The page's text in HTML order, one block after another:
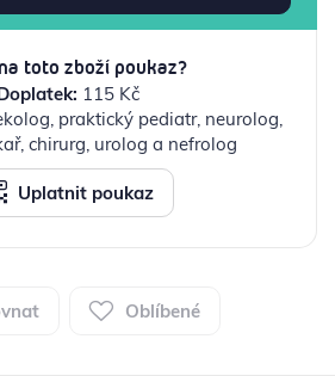
toto zboží poukaz?
115 Kč
praktický pediatr, neurolog,
chirurg, urolog a nefrolog
Uplatnit poukaz
Oblíbené